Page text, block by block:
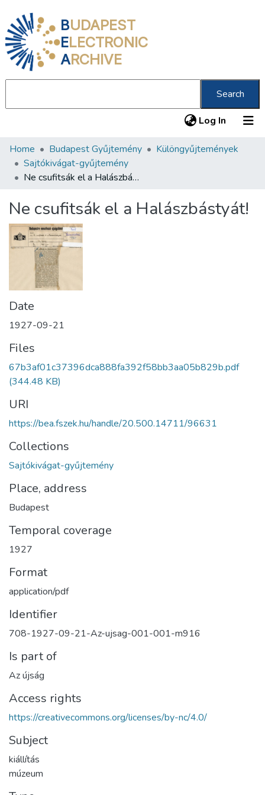
BUDAPEST
ELECTRONIC
ARCHIVE
Search
Log In (current)
Communities & Collections
All of DSpace
About us
Home Budapest Gyűjtemény
Különgyűjtemények
Sajtókivágat-gyűjtemény
Ne csufitsák el a Halászbástyát!
Ne csufitsák el a Halászbástyát!
Date
1927-09-21
Files
67b3af01c37396dca888fa392f58bb3aa05b829b.pdf
(344.48 KB)
URI
https://bea.fszek.hu/handle/20.500.14711/96631
Collections
Sajtókivágat-gyűjtemény
Place, address
Budapest
Temporal coverage
1927
Format
application/pdf
Identifier
708-1927-09-21-Az-ujsag-001-001-m916
Is part of
Az újság
Access rights
https://creativecommons.org/licenses/by-nc/4.0/
Subject
kiállítás
múzeum